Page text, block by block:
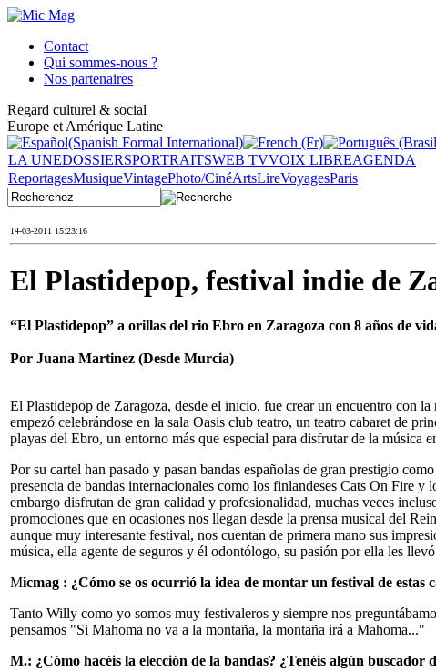
Contact
Qui sommes-nous ?
Nos partenaires
Regard culturel & social
Europe et Amérique Latine
LA UNEDOSSIERSPORTRAITSWEB TVVOIX LIBREAGENDA
ReportagesMusiqueVintagePhoto/CinéArtsLireVoyagesParis
14-03-2011 15:23:16
El Plastidepop, festival indie de
“El Plastidepop” a orillas del rio Ebro en Zaragoza con 8 años de
Por Juana Martinez (Desde Murcia)
El Plastidepop de Zaragoza, desde el inicio, fue crear un encuentro con
empezó celebrándose en la sala Oasis club teatro, un teatro cabaret de
playas del Ebro, un entorno más que especial para disfrutar de la música
Por su cartel han pasado y pasan bandas españolas de gran prestigio
presencia de bandas internacionales como los finlandeses Cats On Fire
embargo disfrutan de gran calidad y profesionalidad, muchas veces
promociones que en ocasiones nos llegan desde la prensa musical del
aunque muy interesante festival, nos cuentan de primera mano sus
música, ella agente de seguros y él odontólogo, su pasión por ella les
Micmag : ¿Cómo se os ocurrió la idea de montar un festival de estas
Tanto Willy como yo somos muy festivaleros y siempre nos
pensamos "Si Mahoma no va a la montaña, la montaña irá a Mahoma..."
M.: ¿Cómo hacéis la elección de la bandas? ¿Tenéis algún buscador